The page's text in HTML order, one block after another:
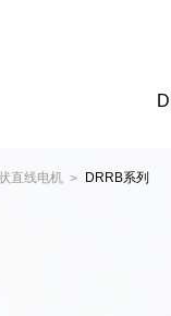
直线电机 > DRRB系列